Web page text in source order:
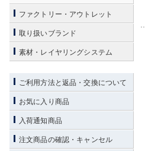
ファクトリー・アウトレット
取り扱いブランド
素材・レイヤリングシステム
ご利用方法と返品・交換について
お気に入り商品
入荷通知商品
注文商品の確認・キャンセル